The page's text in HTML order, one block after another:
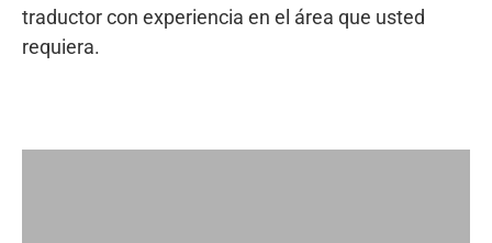
traductor con experiencia en el área que usted
requiera.